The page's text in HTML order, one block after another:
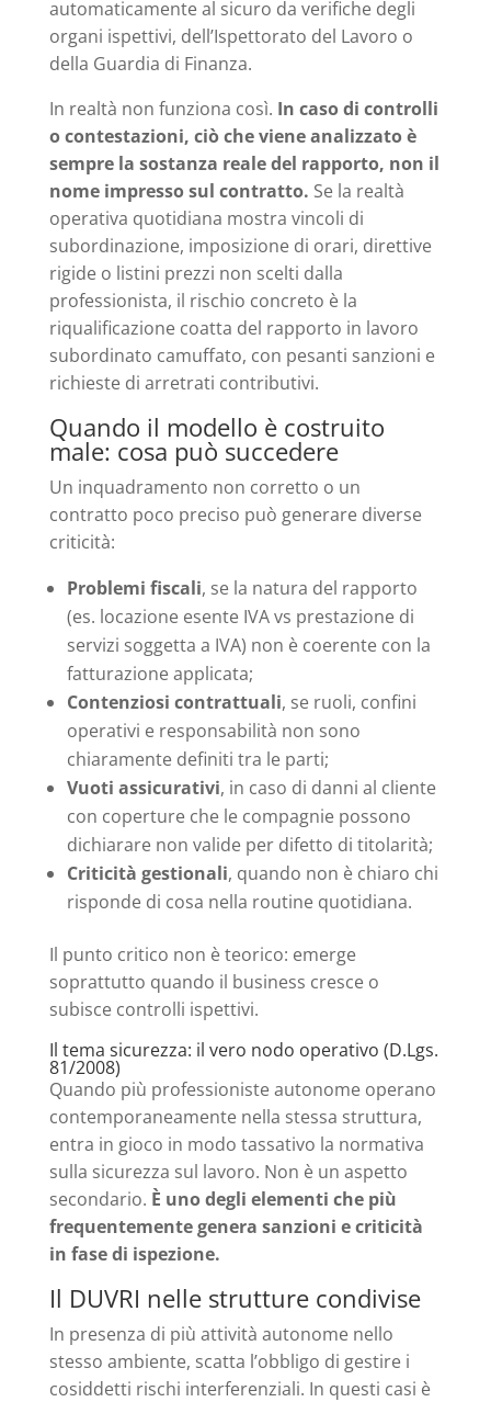
automaticamente al sicuro da verifiche degli
organi ispettivi, dell’Ispettorato del Lavoro o
della Guardia di Finanza.
In realtà non funziona così. In caso di controlli
o contestazioni, ciò che viene analizzato è
sempre la sostanza reale del rapporto, non il
nome impresso sul contratto. Se la realtà
operativa quotidiana mostra vincoli di
subordinazione, imposizione di orari, direttive
rigide o listini prezzi non scelti dalla
professionista, il rischio concreto è la
riqualificazione coatta del rapporto in lavoro
subordinato camuffato, con pesanti sanzioni e
richieste di arretrati contributivi.
Quando il modello è costruito
male: cosa può succedere
Un inquadramento non corretto o un
contratto poco preciso può generare diverse
criticità:
Problemi fiscali, se la natura del rapporto
(es. locazione esente IVA vs prestazione di
servizi soggetta a IVA) non è coerente con la
fatturazione applicata;
Contenziosi contrattuali, se ruoli, confini
operativi e responsabilità non sono
chiaramente definiti tra le parti;
Vuoti assicurativi, in caso di danni al cliente
con coperture che le compagnie possono
dichiarare non valide per difetto di titolarità;
Criticità gestionali, quando non è chiaro chi
risponde di cosa nella routine quotidiana.
Il punto critico non è teorico: emerge
soprattutto quando il business cresce o
subisce controlli ispettivi.
Il tema sicurezza: il vero nodo operativo (D.Lgs.
81/2008)
Quando più professioniste autonome operano
contemporaneamente nella stessa struttura,
entra in gioco in modo tassativo la normativa
sulla sicurezza sul lavoro. Non è un aspetto
secondario. È uno degli elementi che più
frequentemente genera sanzioni e criticità
in fase di ispezione.
Il DUVRI nelle strutture condivise
In presenza di più attività autonome nello
stesso ambiente, scatta l’obbligo di gestire i
cosiddetti rischi interferenziali. In questi casi è